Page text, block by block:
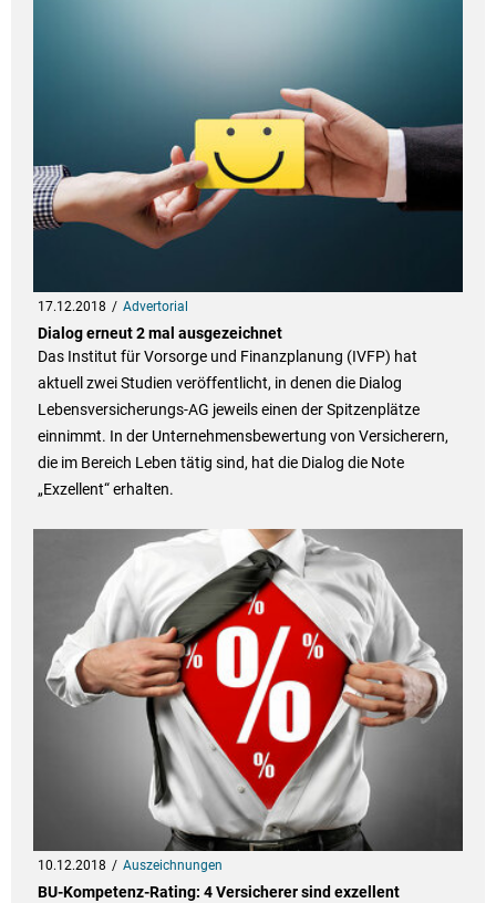
17.12.2018 Advertorial
Dialog erneut 2 mal ausgezeichnet
Das Institut für Vorsorge und Finanzplanung (IVFP) hat
aktuell zwei Studien veröffentlicht, in denen die Dialog
Lebensversicherungs-AG jeweils einen der Spitzenplätze
einnimmt. In der Unternehmensbewertung von Versicherern,
die im Bereich Leben tätig sind, hat die Dialog die Note
„Exzellent“ erhalten.
10.12.2018 Auszeichnungen
BU-Kompetenz-Rating: 4 Versicherer sind exzellent